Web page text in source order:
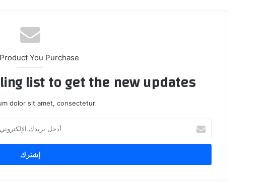
You Purchase
list to get the new updates!
dolor sit amet, consectetur.
بريدك
الإلكتروني